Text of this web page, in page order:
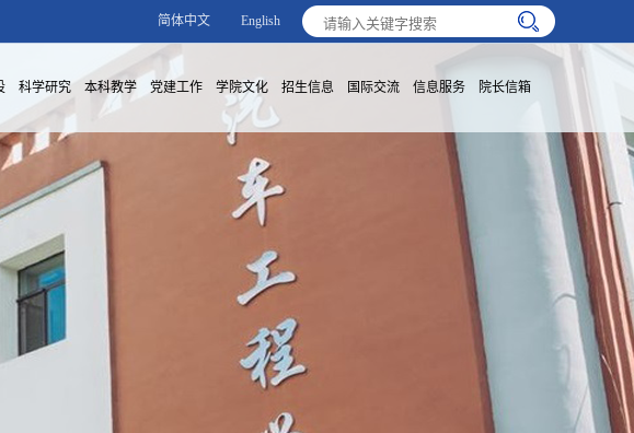
简体中文 English
科学研究 本科教学 党建工作 学院文化 招生信息 国际交流 信息服务 院长信箱